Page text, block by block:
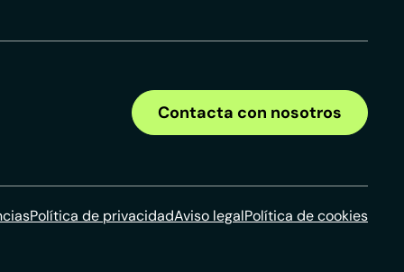
Contacta con nosotros
Política de privacidadAviso legalPolítica de cookies